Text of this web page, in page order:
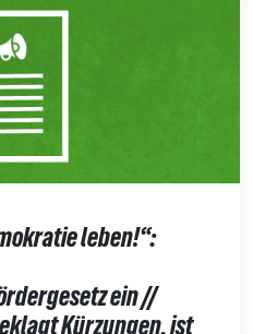
leben!“:
ein //
Kürzungen, ist